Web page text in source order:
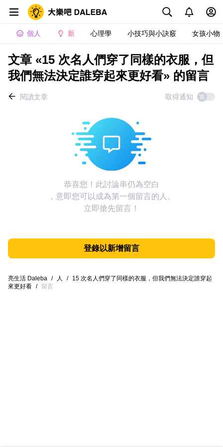
個人 新 心理學 小技巧與小訣竅 女孩小物
文章 «15 次名人們穿了同樣的衣服，但
我們無法決定誰穿起來更好看» 的留言
閱讀文章 取得通知
恭喜您！此討論串仍為空白
，意即您可以成為第一個留言的人。
立即搶先留言！
登錄以新增留言
亮生活 Daleba / 人 /
15 次名人們穿了同樣的衣服，但我們無法決定誰穿起
來更好看 / 留言